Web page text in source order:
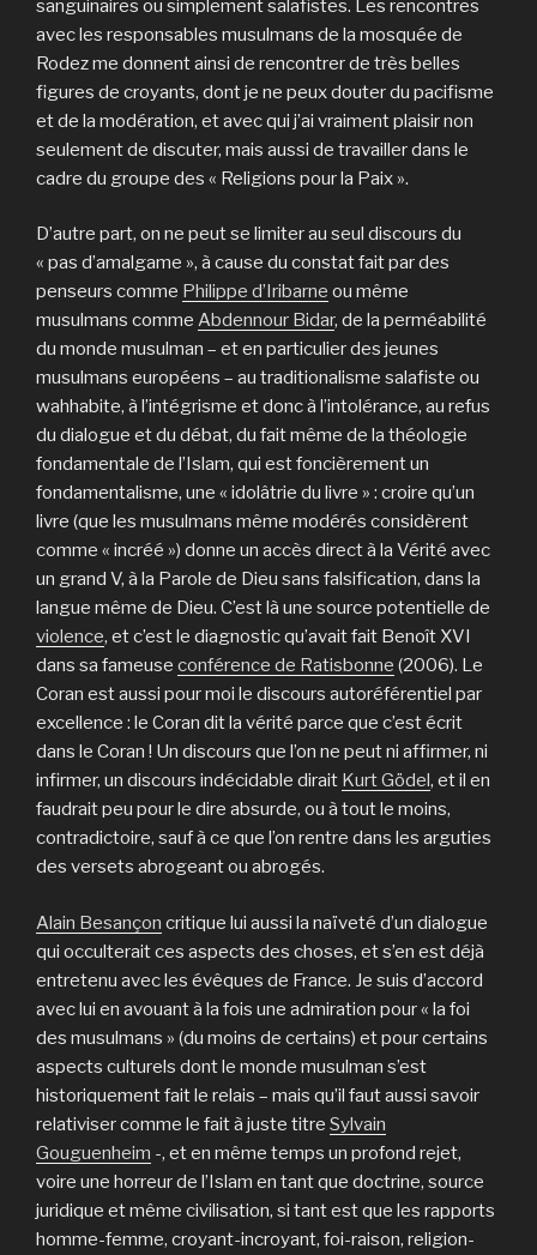
sanguinaires ou simplement salafistes. Les rencontres
avec les responsables musulmans de la mosquée de
Rodez me donnent ainsi de rencontrer de très belles
figures de croyants, dont je ne peux douter du pacifisme
et de la modération, et avec qui j’ai vraiment plaisir non
seulement de discuter, mais aussi de travailler dans le
cadre du groupe des « Religions pour la Paix ».
D’autre part, on ne peut se limiter au seul discours du
« pas d’amalgame », à cause du constat fait par des
penseurs comme Philippe d’Iribarne ou même
musulmans comme Abdennour Bidar, de la perméabilité
du monde musulman – et en particulier des jeunes
musulmans européens – au traditionalisme salafiste ou
wahhabite, à l’intégrisme et donc à l’intolérance, au refus
du dialogue et du débat, du fait même de la théologie
fondamentale de l’Islam, qui est foncièrement un
fondamentalisme, une « idolâtrie du livre » : croire qu’un
livre (que les musulmans même modérés considèrent
comme « incréé ») donne un accès direct à la Vérité avec
un grand V, à la Parole de Dieu sans falsification, dans la
langue même de Dieu. C’est là une source potentielle de
violence, et c’est le diagnostic qu’avait fait Benoît XVI
dans sa fameuse conférence de Ratisbonne (2006). Le
Coran est aussi pour moi le discours autoréférentiel par
excellence : le Coran dit la vérité parce que c’est écrit
dans le Coran ! Un discours que l’on ne peut ni affirmer, ni
infirmer, un discours indécidable dirait Kurt Gödel, et il en
faudrait peu pour le dire absurde, ou à tout le moins,
contradictoire, sauf à ce que l’on rentre dans les arguties
des versets abrogeant ou abrogés.
Alain Besançon critique lui aussi la naïveté d’un dialogue
qui occulterait ces aspects des choses, et s’en est déjà
entretenu avec les évêques de France. Je suis d’accord
avec lui en avouant à la fois une admiration pour « la foi
des musulmans » (du moins de certains) et pour certains
aspects culturels dont le monde musulman s’est
historiquement fait le relais – mais qu’il faut aussi savoir
relativiser comme le fait à juste titre Sylvain
Gouguenheim -, et en même temps un profond rejet,
voire une horreur de l’Islam en tant que doctrine, source
juridique et même civilisation, si tant est que les rapports
homme-femme, croyant-incroyant, foi-raison, religion-